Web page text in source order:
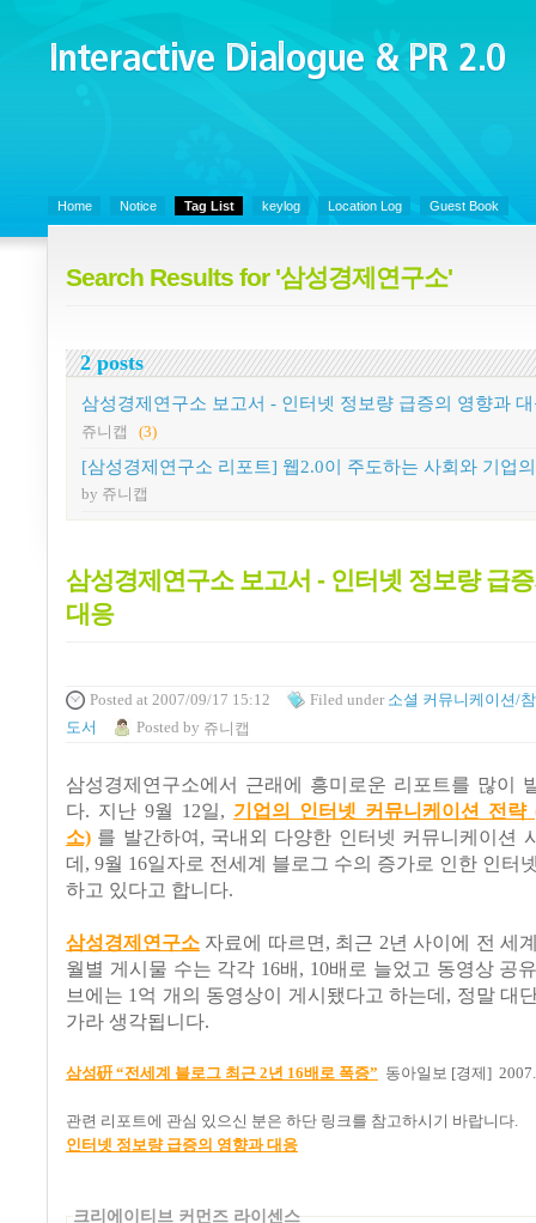
Interactive Dialogue &
PR 2.0
Home Notice Tag List keylog Location Log Guest Book
Search Results for '삼성경제연구소'
2 posts
삼성경제연구소 보고서 - 인터넷 정보량 급증의 영향과
쥬니캡
(3)
[삼성경제연구소 리포트] 웹2.0이 주도하는 사회와 기업
by 쥬니캡
삼성경제연구소 보고서 - 인터넷 정보량 급
대응
Posted at 2007/09/17 15:12 Filed under 소셜 커뮤니케이션/
도서
Posted by 쥬니캡
삼성경제연구소에서 근래에 흥미로운 리포트를 많이
다. 지난 9월 12일, 기업의 인터넷 커뮤니케이션 전략
소) 를 발간하여, 국내외 다양한 인터넷 커뮤니케이션
데, 9월 16일자로 전세계 블로그 수의 증가로 인한 인터
하고 있다고 합니다.
삼성경제연구소 자료에 따르면, 최근 2년 사이에 전 세
월별 게시물 수는 각각 16배, 10배로 늘었고 동영상 공
브에는 1억 개의 동영상이 게시됐다고 하는데, 정말 대
가라 생각됩니다.
삼성硏 “전세계 블로그 최근 2년 16배로 폭증” 동아일보 [경제]
관련 리포트에 관심 있으신 분은 하단 링크를 참고하시기 바랍니다.
인터넷 정보량 급증의 영향과 대응
크리에이티브 커먼즈 라이센스